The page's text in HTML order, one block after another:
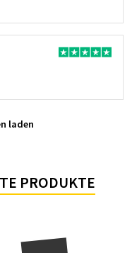
laden
PRODUKTE